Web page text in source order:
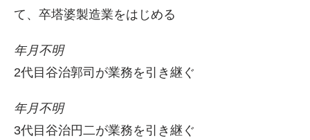
て、卒塔婆製造業をはじめる
年月不明
2代目谷治郭司が業務を引き継ぐ
年月不明
3代目谷治円二が業務を引き継ぐ